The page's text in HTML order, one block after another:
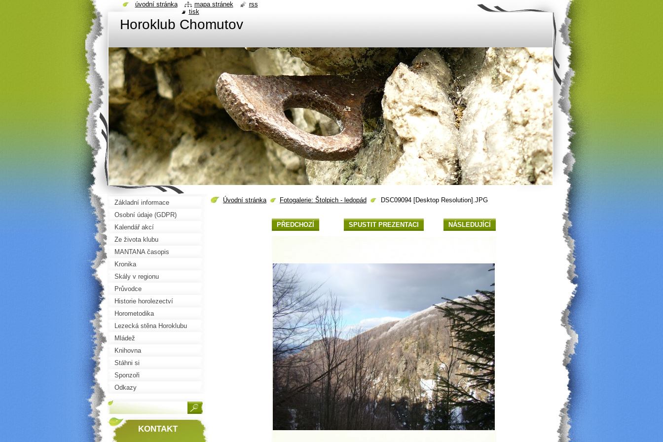
Horoklub Chomutov
Úvodní stránka Fotogalerie: Štolpich - ledopád DSC09094 [Desktop Resolution].JPG
PŘEDCHOZÍ SPUSTIT PREZENTACI NÁSLEDUJÍCÍ
Základní informace
Osobní údaje (GDPR)
Kalendář akcí
Ze života klubu
MANTANA časopis
Kronika
Skály v regionu
Průvodce
Historie horolezectví
Horometodika
Lezecká stěna Horoklubu
Mládež
Knihovna
Stáhni si
Sponzoři
Odkazy
KONTAKT
úvodní stránka mapa stránek
rss
tisk